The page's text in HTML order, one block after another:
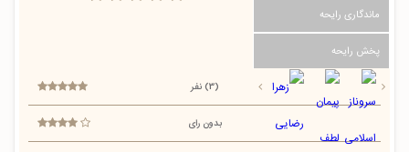
ماندگاری رایحه
پخش رایحه
(3) نفر
بدون رای